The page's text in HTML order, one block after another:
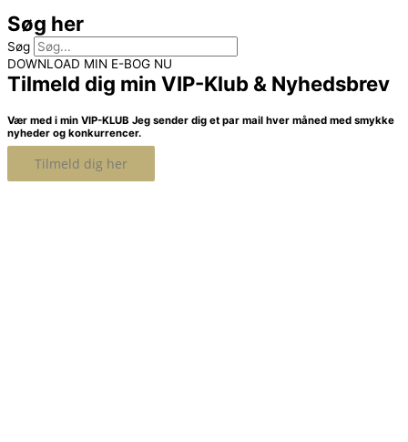
Søg her
Søg
DOWNLOAD MIN E-BOG NU
Tilmeld dig min VIP-Klub & Nyhedsbrev
Vær med i min VIP-KLUB Jeg sender dig et par mail hver måned med smykke
nyheder og konkurrencer.
Tilmeld dig her